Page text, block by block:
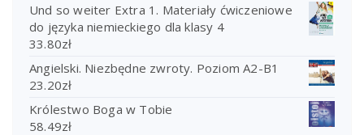
Und so weiter Extra 1. Materiały ćwiczeniowe
do języka niemieckiego dla klasy 4
33.80zł
Angielski. Niezbędne zwroty. Poziom A2-B1
23.20zł
Królestwo Boga w Tobie
58.49zł